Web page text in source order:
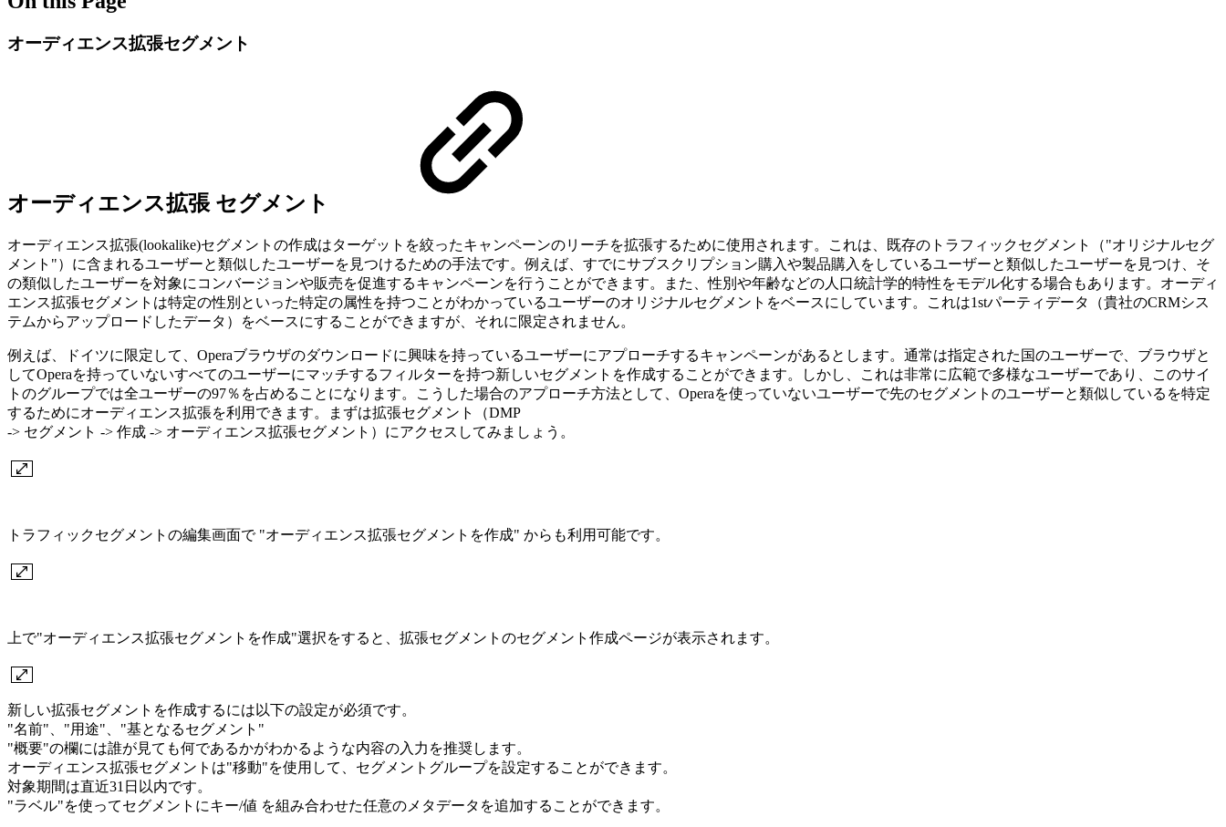
オーディエンス拡張セグメント
オーディエンス拡張 セグメント
オーディエンス拡張(lookalike)セグメントの作成はターゲットを絞ったキャンペーンのリーチを拡張するために使用されます。これは、既存のトラフィックセグメント（"オリジナルセグ
メント"）に含まれるユーザーと類似したユーザーを見つけるための手法です。例えば、すでにサブスクリプション購入や製品購入をしているユーザーと類似したユーザーを見つけ、そ
の類似したユーザーを対象にコンバージョンや販売を促進するキャンペーンを行うことができます。また、性別や年齢などの人口統計学的特性をモデル化する場合もあります。オーディ
エンス拡張セグメントは特定の性別といった特定の属性を持つことがわかっているユーザーのオリジナルセグメントをベースにしています。これは1stパーティデータ（貴社のCRMシス
テムからアップロードしたデータ）をベースにすることができますが、それに限定されません。
例えば、ドイツに限定して、Operaブラウザのダウンロードに興味を持っているユーザーにアプローチするキャンペーンがあるとします。通常は指定された国のユーザーで、ブラウザと
してOperaを持っていないすべてのユーザーにマッチするフィルターを持つ新しいセグメントを作成することができます。しかし、これは非常に広範で多様なユーザーであり、このサイ
トのグループでは全ユーザーの97％を占めることになります。こうした場合のアプローチ方法として、Operaを使っていないユーザーで先のセグメントのユーザーと類似しているを特定
するためにオーディエンス拡張を利用できます。まずは拡張セグメント（DMP
-> セグメント -> 作成 -> オーディエンス拡張セグメント）にアクセスしてみましょう。
トラフィックセグメントの編集画面で "オーディエンス拡張セグメントを作成" からも利用可能です。
上で"オーディエンス拡張セグメントを作成"選択をすると、拡張セグメントのセグメント作成ページが表示されます。
新しい拡張セグメントを作成するには以下の設定が必須です。
"名前"、"用途"、"基となるセグメント"
"概要"の欄には誰が見ても何であるかがわかるような内容の入力を推奨します。
オーディエンス拡張セグメントは"移動"を使用して、セグメントグループを設定することができます。
対象期間は直近31日以内です。
"ラベル"を使ってセグメントにキー/値 を組み合わせた任意のメタデータを追加することができます。